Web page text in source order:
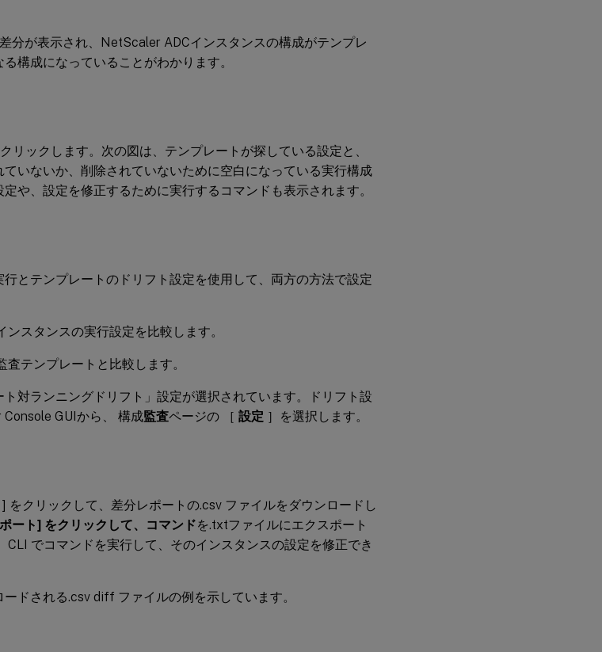
分が表示され、NetScaler ADCインスタンスの構成がテンプレ
構成になっていることがわかります。
リックします。次の図は、テンプレートが探している設定と、
いないか、削除されていないために空白になっている実行構成
や、設定を修正するために実行するコマンドも表示されます。
とテンプレートのドリフト設定を使用して、両方の方法で設定
スタンスの実行設定を比較します。
テンプレートと比較します。
対ランニングドリフト」設定が選択されています。ドリフト設
GUIから、 構成監査ページの ［ 設定 ］を選択します。
] をクリックして、差分レポートの.csv ファイルをダウンロードし
ート] をクリックして、コマンドを.txtファイルにエクスポート
CLI でコマンドを実行して、そのインスタンスの設定を修正でき
ドされる.csv diff ファイルの例を示しています。